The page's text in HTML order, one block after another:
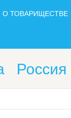
О ТОВАРИЩЕСТВЕ
Россия